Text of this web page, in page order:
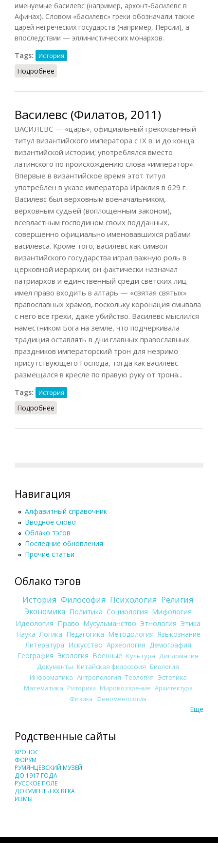
именуемые басилевс (например, архонт-басилевс в
Афинах). Словом «басилевс» греки обозначали также
царей негреческих государств (например, Персии), а
впоследствии — эллинистических монархов.
Tags:
История
Подробнее
Василевс (Филатов, 2011)
ВАСИЛЕВС — «царь», официальный грекоязычный
титул византийского императора с IX в. и до конца
византийской истории; употреблялся вместо
латинского по происхождению слова «император».
Впервые в византийское время этот титул
употреблен в указе императора Ираклия в 629 г.
Василевс был верховным военачальником,
верховным судьей (воплощенным законом),
всевластным господином своих подданных,
совершенно официально именовавшихся рабами
василевса. Кроме того, василевс как символ
византийского государства играл важную роль в
церковной иерархии; он фактически назначал
патриархов и единственный среди светских лиц
имел право входить в алтарь — «святая святых»
православных храмов, поскольку коронация смывала
с него все грехи, даже убийство. Василевс мыслился
наместником Бога на земле, что подчеркивала
традиция оставлять в дни главных православных
праздников императорский трон для незримо
присутствующего Господа, тогда как василевс
размещался в кресле по правую руку от трона...
Tags: История
Подробнее
Навигация
Алфавитный справочник
Вводное слово
Облако тэгов
Последние обновления
Прочие статьи
Облако тэгов
История Философия Психология Религия
Экономика Политика Социология Мифология
Идеология Право Мусульманство Этнология Этика
Наука Логика Педагогика Методология Языкознание
Литература Искусство Археология Демография
География Экология Военные Культура
Дипломатия
Документы Китайская философия Биология
Информатика Антропология Теология Эстетика
Математика Риторика Мировоззрение Архитектура
Физика Феноменология
Еще
Родственные сайты
ХРОНОС
ФОРУМ
РУМЯНЦЕВСКИЙ МУЗЕЙ
ДО 1917 ГОДА
РУССКОЕ ПОЛЕ
ДОКУМЕНТЫ XX ВЕКА
ИЗМЫ